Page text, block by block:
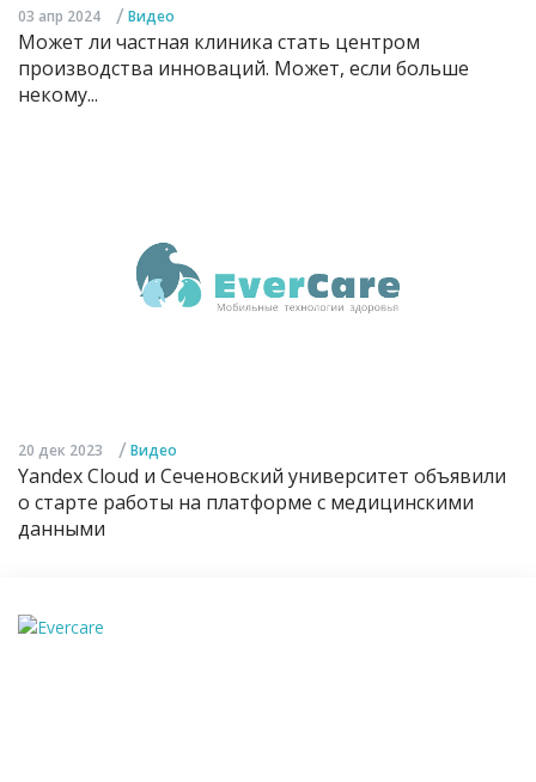
03 апр 2024 / Видео
Может ли частная клиника стать центром
производства инноваций. Может, если больше
некому...
20 дек 2023 / Видео
Yandex Cloud и Сеченовский университет объявили
о старте работы на платформе с медицинскими
данными